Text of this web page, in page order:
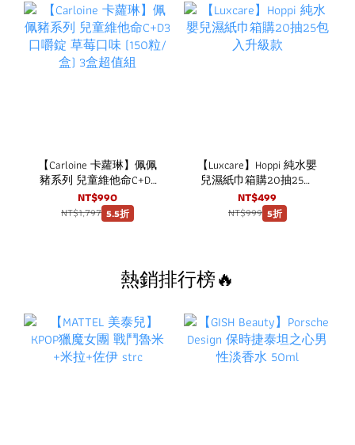
【Carloine 卡蘿琳】佩佩
豬系列 兒童維他命C+D3
口嚼錠 草莓口味 (150粒/
盒) 3盒超值組
NT$990
NT$1,797 5.5折
【Luxcare】Hoppi 純水嬰
兒濕紙巾箱購20抽25包
入升級款
NT$499
NT$999 5折
熱銷排行榜🔥